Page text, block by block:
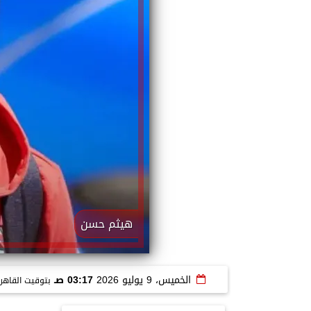
هيثم حسن
الخميس، 9 يوليو 2026 03:17 صـ بتوقيت